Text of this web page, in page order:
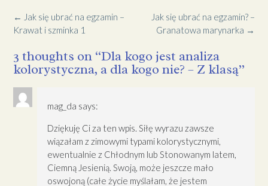
Jak się ubrać na egzamin? –
Granatowa marynarka →
← Jak się ubrać na egzamin –
Krawat i szminka 1
3 thoughts on “Dla kogo jest analiza
kolorystyczna, a dla kogo nie? – Z klasą”
mag_da says:
Dziękuję Ci za ten wpis. Siłę wyrazu zawsze
wiązałam z zimowymi typami kolorystycznymi,
ewentualnie z Chłodnym lub Stonowanym latem,
Ciemną Jesienią. Swoją, może jeszcze mało
oswojoną (całe życie myślałam, że jestem